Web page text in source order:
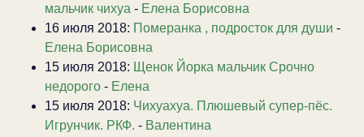
мальчик чихуа - Елена Борисовна
16 июля 2018: Померанка , подросток для души -
Елена Борисовна
15 июля 2018: Щенок Йорка мальчик Срочно
недорого - Елена
15 июля 2018: Чихуахуа. Плюшевый супер-пёс.
Игрунчик. РКФ. - Валентина